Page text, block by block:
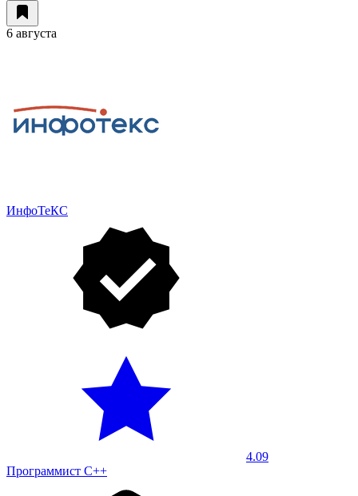
6 августа
ИнфоТеКС
4.09
Программист С++